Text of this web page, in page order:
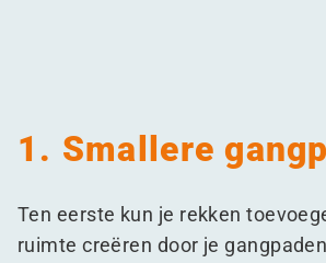
1. Smallere
Ten eerste kun je rekken
ruimte creëren door je